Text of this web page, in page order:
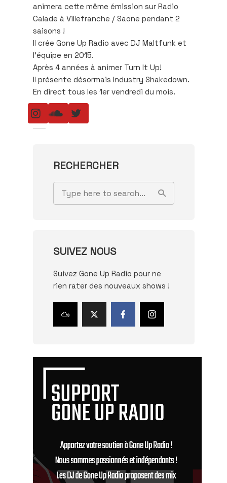
animera cette même émission sur Radio
Calade à Villefranche / Saone pendant 2
saisons !
Il crée Gone Up Radio avec DJ Maltfunk et
l’équipe en 2015.
Après 4 années à animer Turn It Up!
Il présente désormais Industry Shakedown.
En direct tous les 1er vendredi du mois.
RECHERCHER
SUIVEZ NOUS
Suivez Gone Up Radio pour ne
rien rater des nouveaux shows !